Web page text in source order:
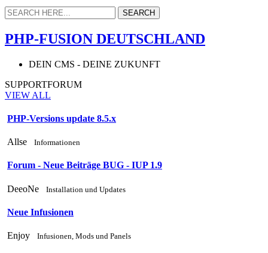
PHP-FUSION DEUTSCHLAND
DEIN CMS - DEINE ZUKUNFT
SUPPORTFORUM
VIEW ALL
PHP-Versions update 8.5.x
Allse Informationen
Forum - Neue Beiträge BUG - IUP 1.9
DeeoNe Installation und Updates
Neue Infusionen
Enjoy Infusionen, Mods und Panels